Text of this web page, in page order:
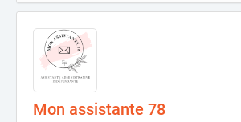
Mon assistante 78